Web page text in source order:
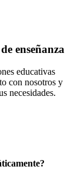
enseñanza
educativas
con nosotros y
necesidades.